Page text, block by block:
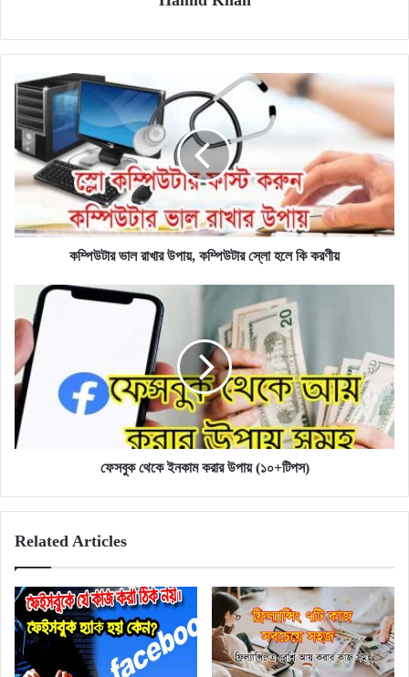
কম্পিউটার
ভাল
রাখার
উপায়,
কম্পিউটার
স্লো
করণীয়
কম্পিউটার ভাল রাখার উপায়, কম্পিউটার স্লো হলে কি করণীয়
ফেসবুক
ইনকাম
করার
উপায়
(১০+টিপস)
ফেসবুক থেকে ইনকাম করার উপায় (১০+টিপস)
Related Articles